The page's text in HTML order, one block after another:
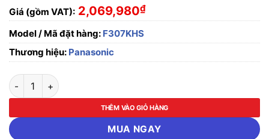
Giá (gồm VAT): 2,069,980₫
Model / Mã đặt hàng: F307KHS
Thương hiệu: Panasonic
Quạt đứng màu bạc Panasonic F307KHS số lượng
THÊM VÀO GIỎ HÀNG
MUA NGAY